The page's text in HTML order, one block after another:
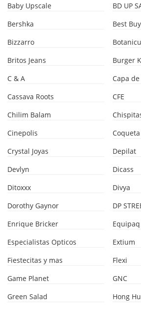
Baby Upscale
BD UP
Bershka
Best Buy
Bizzarro
Britos Jeans
Burger
C & A
Capa
Cassava Roots
CFE
Chilim Balam
Cinepolis
Crystal Joyas
Depilat
Devlyn
Dicass
Ditoxxx
Divya
Dorothy Gaynor
DP
Enrique Bricker
Equipaq
Especialistas Opticos
Extium
Fiestecitas y mas
Flexi
Game Planet
GNC
Green Salad
Hong